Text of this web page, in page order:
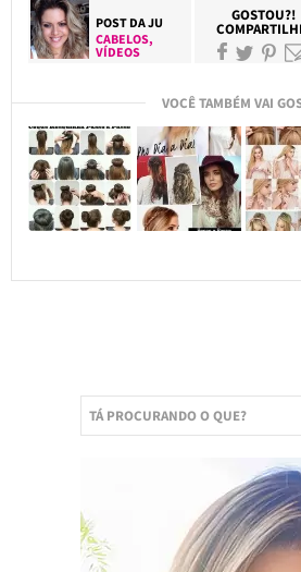
POST DAJU
CABELOS,
VÍDEOS
GOSTOU?!
VOCÊ TAMBÉM VAI